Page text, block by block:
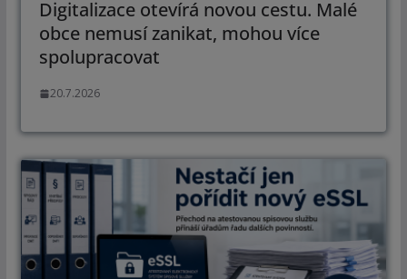
Digitalizace otevírá novou cestu. Malé
obce nemusí zanikat, mohou více
spolupracovat
20.7.2026